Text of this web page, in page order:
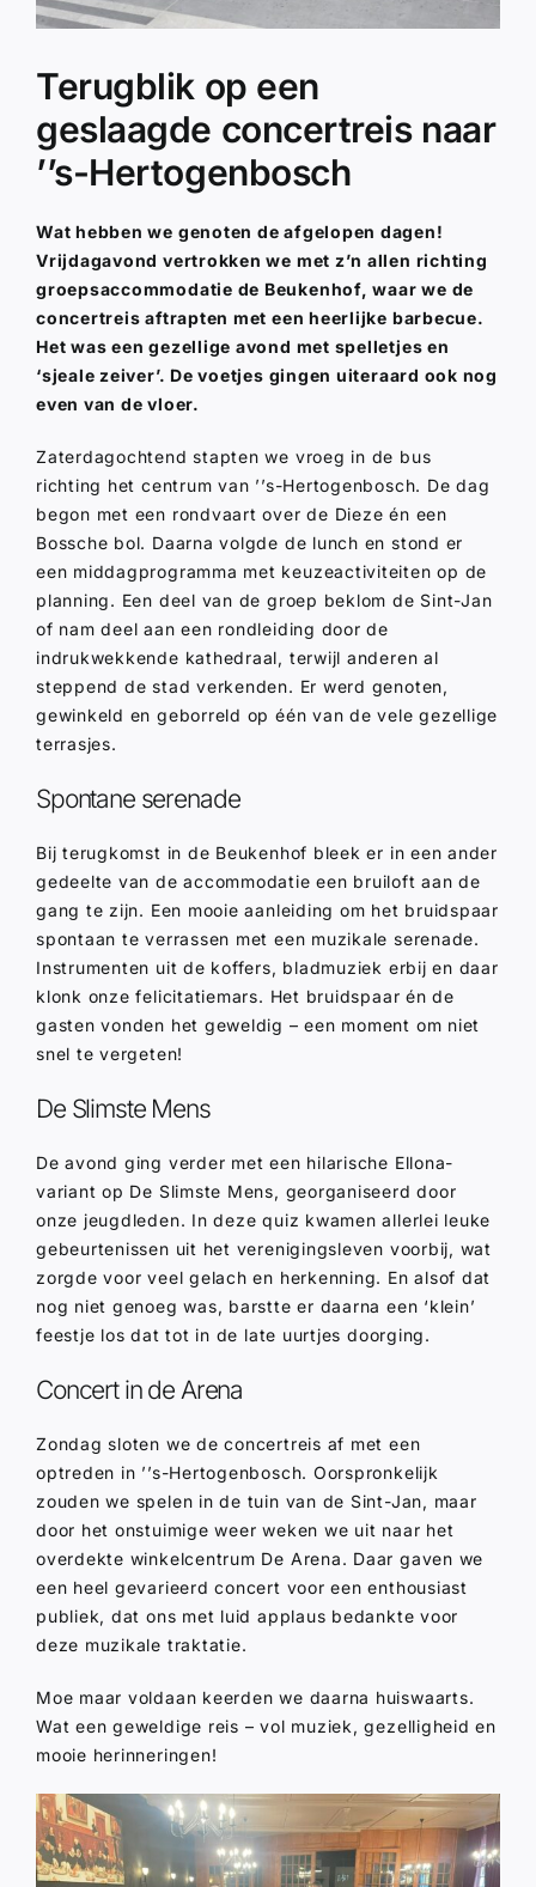
Terugblik op een
geslaagde concertreis naar
’’s-Hertogenbosch
Wat hebben we genoten de afgelopen dagen!
Vrijdagavond vertrokken we met z’n allen richting
groepsaccommodatie de Beukenhof, waar we de
concertreis aftrapten met een heerlijke barbecue.
Het was een gezellige avond met spelletjes en
‘sjeale zeiver’. De voetjes gingen uiteraard ook nog
even van de vloer.
Zaterdagochtend stapten we vroeg in de bus
richting het centrum van ’’s-Hertogenbosch. De dag
begon met een rondvaart over de Dieze én een
Bossche bol. Daarna volgde de lunch en stond er
een middagprogramma met keuzeactiviteiten op de
planning. Een deel van de groep beklom de Sint-Jan
of nam deel aan een rondleiding door de
indrukwekkende kathedraal, terwijl anderen al
steppend de stad verkenden. Er werd genoten,
gewinkeld en geborreld op één van de vele gezellige
terrasjes.
Spontane serenade
Bij terugkomst in de Beukenhof bleek er in een ander
gedeelte van de accommodatie een bruiloft aan de
gang te zijn. Een mooie aanleiding om het bruidspaar
spontaan te verrassen met een muzikale serenade.
Instrumenten uit de koffers, bladmuziek erbij en daar
klonk onze felicitatiemars. Het bruidspaar én de
gasten vonden het geweldig – een moment om niet
snel te vergeten!
De Slimste Mens
De avond ging verder met een hilarische Ellona-
variant op De Slimste Mens, georganiseerd door
onze jeugdleden. In deze quiz kwamen allerlei leuke
gebeurtenissen uit het verenigingsleven voorbij, wat
zorgde voor veel gelach en herkenning. En alsof dat
nog niet genoeg was, barstte er daarna een ‘klein’
feestje los dat tot in de late uurtjes doorging.
Concert in de Arena
Zondag sloten we de concertreis af met een
optreden in ’’s-Hertogenbosch. Oorspronkelijk
zouden we spelen in de tuin van de Sint-Jan, maar
door het onstuimige weer weken we uit naar het
overdekte winkelcentrum De Arena. Daar gaven we
een heel gevarieerd concert voor een enthousiast
publiek, dat ons met luid applaus bedankte voor
deze muzikale traktatie.
Moe maar voldaan keerden we daarna huiswaarts.
Wat een geweldige reis – vol muziek, gezelligheid en
mooie herinneringen!